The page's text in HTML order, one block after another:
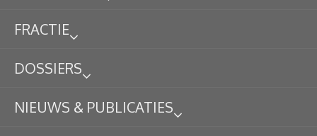
FRACTIE
DOSSIERS
NIEUWS & PUBLICATIES